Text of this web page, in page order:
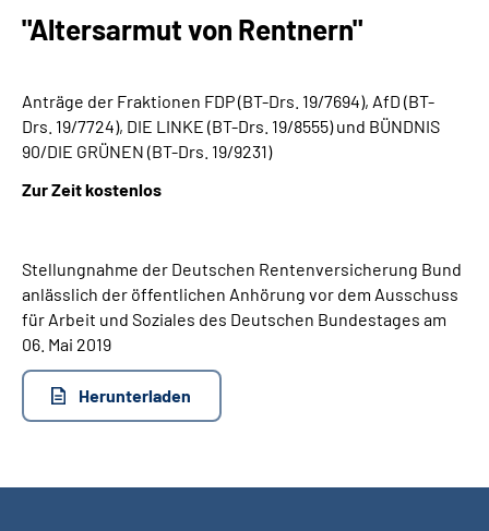
Inhalte in Gebärdensprache (DGS)
Suche
"Altersarmut von Rentnern"
Anträge der Fraktionen FDP (BT-Drs. 19/7694), AfD (BT-
Drs. 19/7724), DIE LINKE (BT-Drs. 19/8555) und BÜNDNIS
90/DIE GRÜNEN (BT-Drs. 19/9231)
Zur Zeit kostenlos
Stellungnahme der Deutschen Rentenversicherung Bund
anlässlich der öffentlichen Anhörung vor dem Ausschuss
für Arbeit und Soziales des Deutschen Bundestages am
06. Mai 2019
Herunterladen